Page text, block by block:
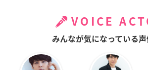
VOICE
みんなが気になっている